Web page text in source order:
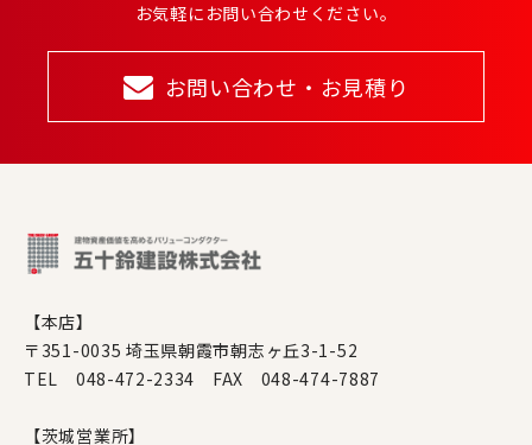
お気軽にお問い合わせください。
お問い合わせ・お見積り
【本店】
〒351-0035 埼玉県朝霞市朝志ヶ丘3-1-52
TEL 048-472-2334 FAX 048-474-7887
【茨城営業所】